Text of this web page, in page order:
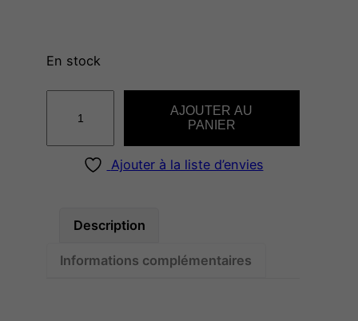
En stock
a
AJOUTER AU
PANIER
Ajouter à la liste d’envies
Description
Informations complémentaires